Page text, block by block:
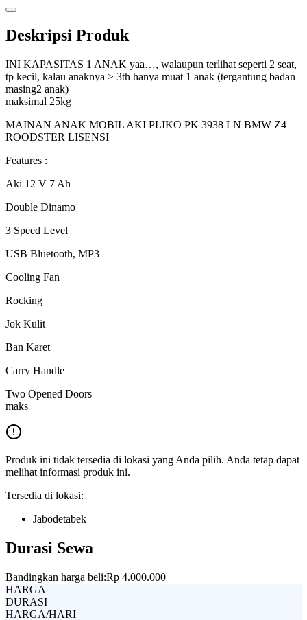
Deskripsi Produk
INI KAPASITAS 1 ANAK yaa…, walaupun terlihat seperti 2 seat,
tp kecil, kalau anaknya > 3th hanya muat 1 anak (tergantung badan
masing2 anak)
maksimal 25kg
MAINAN ANAK MOBIL AKI PLIKO PK 3938 LN BMW Z4
ROODSTER LISENSI
Features :
Aki 12 V 7 Ah
Double Dinamo
3 Speed Level
USB Bluetooth, MP3
Cooling Fan
Rocking
Jok Kulit
Ban Karet
Carry Handle
Two Opened Doors
maks
Produk ini tidak tersedia di lokasi yang Anda pilih. Anda tetap dapat
melihat informasi produk ini.
Tersedia di lokasi:
Jabodetabek
Durasi Sewa
Bandingkan harga beli:Rp 4.000.000
HARGA
DURASI
HARGA/HARI